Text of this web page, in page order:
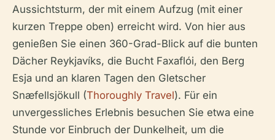
Aussichtsturm, der mit einem Aufzug (mit einer
kurzen Treppe oben) erreicht wird. Von hier aus
genießen Sie einen 360-Grad-Blick auf die bunten
Dächer Reykjavíks, die Bucht Faxaflói, den Berg
Esja und an klaren Tagen den Gletscher
Snæfellsjökull (Thoroughly Travel). Für ein
unvergessliches Erlebnis besuchen Sie etwa eine
Stunde vor Einbruch der Dunkelheit, um die